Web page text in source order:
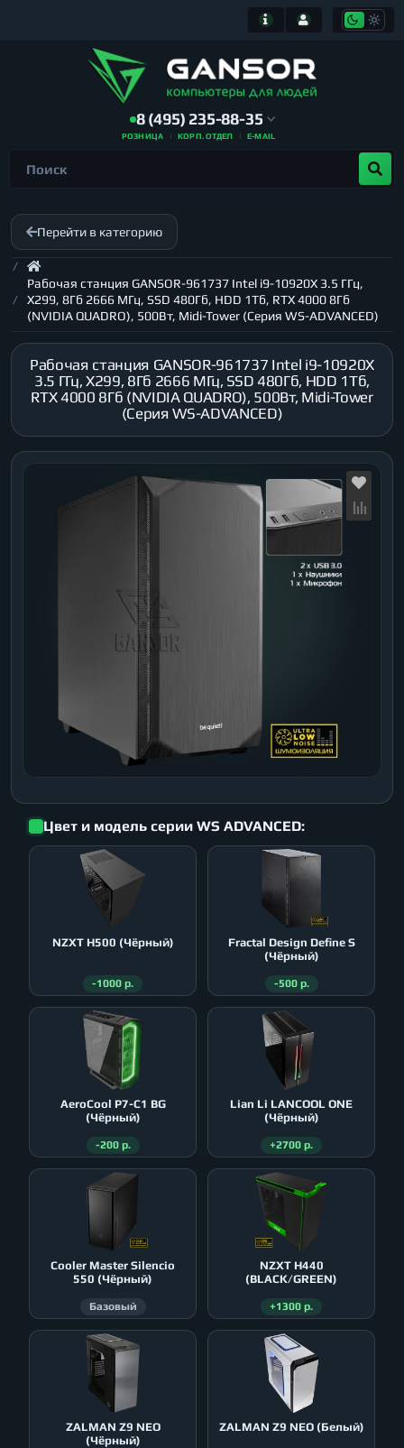
8 (495) 235-88-35
РОЗНИЦА КОРП. ОТДЕЛ E-MAIL
Перейти в категорию
Рабочая станция GANSOR-961737 Intel i9-10920X 3.5 ГГц,
X299, 8Гб 2666 МГц, SSD 480Гб, HDD 1Тб, RTX 4000 8Гб
(NVIDIA QUADRO), 500Вт, Midi-Tower (Серия WS-ADVANCED)
Рабочая станция GANSOR-961737 Intel i9-10920X
3.5 ГГц, X299, 8Гб 2666 МГц, SSD 480Гб, HDD 1Тб,
RTX 4000 8Гб (NVIDIA QUADRO), 500Вт, Midi-Tower
(Серия WS-ADVANCED)
Цвет и модель серии WS ADVANCED:
NZXT H500 (Чёрный)
-1000 р.
Fractal Design Define S
(Чёрный)
-500 р.
AeroСool P7-C1 BG
(Чёрный)
-200 р.
Lian Li LANCOOL ONE
(Чёрный)
+2700 р.
Cooler Master Silencio
550 (Чёрный)
Базовый
NZXT H440
(BLACK/GREEN)
+1300 р.
ZALMAN Z9 NEO
(Чёрный)
ZALMAN Z9 NEO (Белый)